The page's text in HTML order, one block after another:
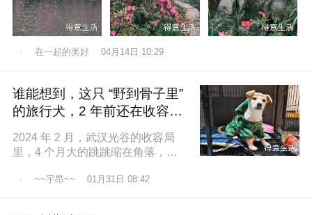
在一起的美好 04月14日 10:29
谁能想到，这只 “野到骨子里”
的旅行犬，2 年前还在收容所
2024 年 2 月，武汉光谷的收容局
里，4 个月大的跳跳缩在角落，土
的眼睛怯生生望着来人。我们俱乐
~~宇昂~~ 01月31日 08:42